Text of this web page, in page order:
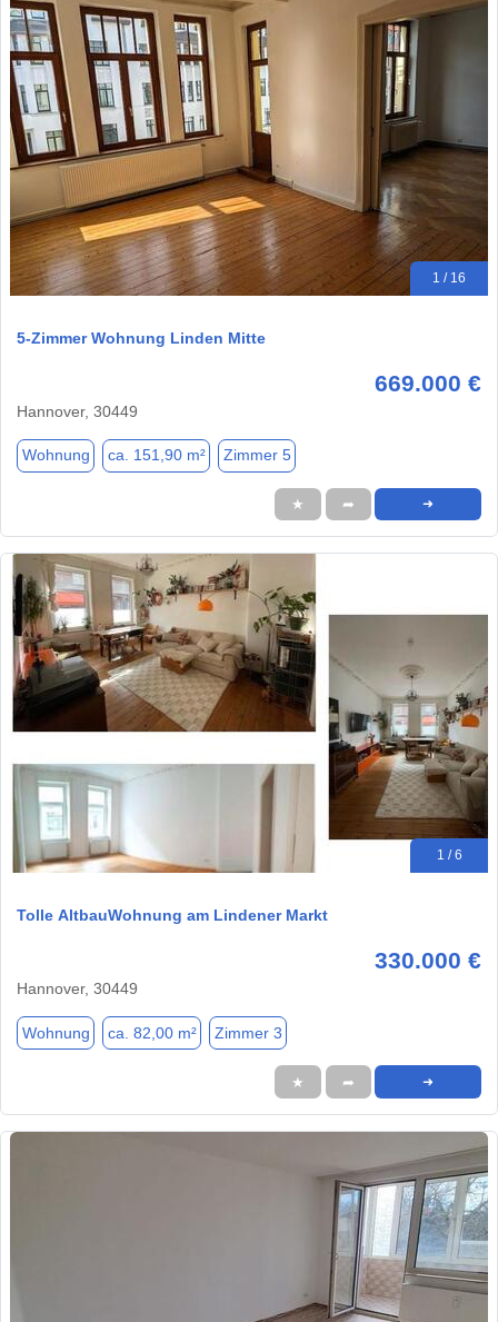
1 / 16
5-Zimmer Wohnung Linden Mitte
669.000 €
Hannover, 30449
Wohnung ca. 151,90 m² Zimmer 5
★ ➦ ➜
1 / 6
Tolle AltbauWohnung am Lindener Markt
330.000 €
Hannover, 30449
Wohnung ca. 82,00 m² Zimmer 3
★ ➦ ➜